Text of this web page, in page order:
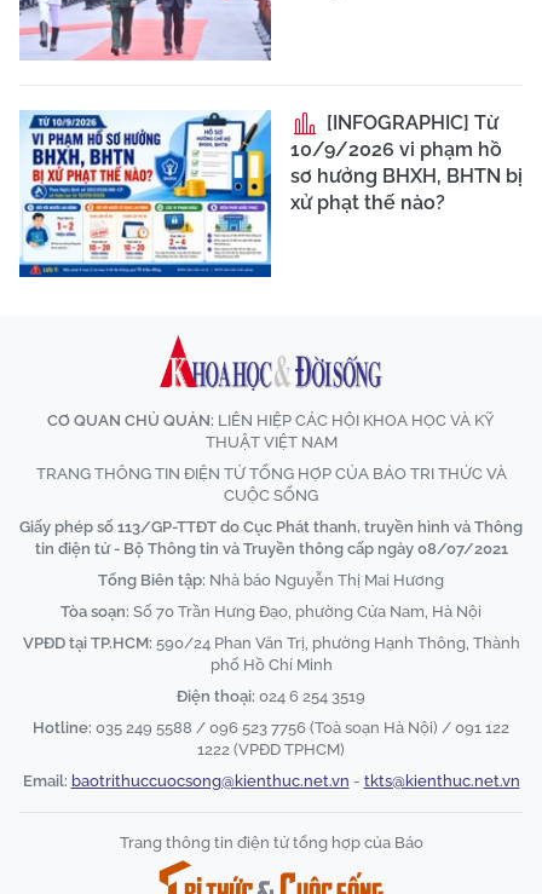
[INFOGRAPHIC] Từ
10/9/2026 vi phạm hồ
sơ hưởng BHXH, BHTN bị
xử phạt thế nào?
CƠ QUAN CHỦ QUẢN: LIÊN HIỆP CÁC HỘI KHOA HỌC VÀ KỸ
THUẬT VIỆT NAM
TRANG THÔNG TIN ĐIỆN TỬ TỔNG HỢP CỦA BÁO TRI THỨC VÀ
CUỘC SỐNG
Giấy phép số 113/GP-TTĐT do Cục Phát thanh, truyền hình và Thông
tin điện tử - Bộ Thông tin và Truyền thông cấp ngày 08/07/2021
Tổng Biên tập: Nhà báo Nguyễn Thị Mai Hương
Tòa soạn: Số 70 Trần Hưng Đạo, phường Cửa Nam, Hà Nội
VPĐD tại TP.HCM: 590/24 Phan Văn Trị, phường Hạnh Thông, Thành
phố Hồ Chí Minh
Điện thoại: 024 6 254 3519
Hotline: 035 249 5588 / 096 523 7756 (Toà soạn Hà Nội) / 091 122
1222 (VPĐD TPHCM)
Email: baotrithuccuocsong@kienthuc.net.vn - tkts@kienthuc.net.vn
Trang thông tin điện tử tổng hợp của Báo